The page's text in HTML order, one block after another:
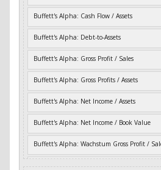
Buffett's Alpha: Cash Flow / Assets
Buffett's Alpha: Debt-to-Assets
Buffett's Alpha: Gross Profit / Sales
Buffett's Alpha: Gross Profits / Assets
Buffett's Alpha: Net Income / Assets
Buffett's Alpha: Net Income / Book Value
Buffett's Alpha: Wachstum Gross Profit /
Buffett's Alpha: Wachstum Residual Cash